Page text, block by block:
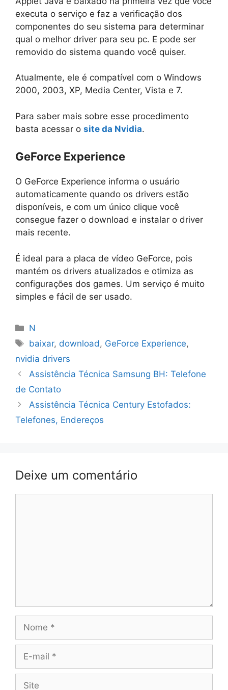
executa o serviço e faz a verificação dos
componentes do seu sistema para determinar
qual o melhor driver para seu pc. E pode ser
removido do sistema quando você quiser.
Atualmente, ele é compatível com o Windows
2000, 2003, XP, Media Center, Vista e 7.
Para saber mais sobre esse procedimento
basta acessar o site da Nvidia.
GeForce Experience
O GeForce Experience informa o usuário
automaticamente quando os drivers estão
disponíveis, e com um único clique você
consegue fazer o download e instalar o driver
mais recente.
É ideal para a placa de vídeo GeForce, pois
mantém os drivers atualizados e otimiza as
configurações dos games. Um serviço é muito
simples e fácil de ser usado.
Categorias
N
Tags
baixar, download , GeForce Experience,
nvidia drivers
Assistência Técnica Samsung BH: Telefone
de Contato
Assistência Técnica Century Estofados:
Telefones, Endereços
Deixe um comentário
mail